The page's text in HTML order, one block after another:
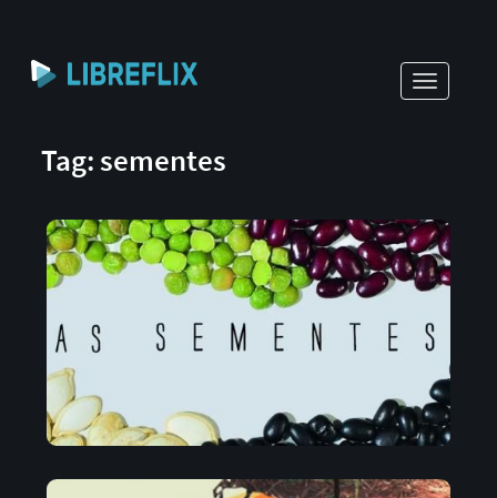
Toggle
Tag: sementes